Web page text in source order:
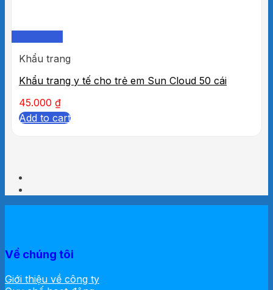
Khẩu trang
Khẩu trang y tế cho trẻ em Sun Cloud 50 cái
45.000 ₫
Add to cart
Về chúng tôi
Giới thiệu về công ty